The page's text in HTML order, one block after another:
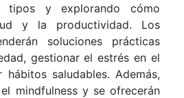
tipos y explorando cómo
y la productividad. Los
soluciones prácticas
gestionar el estrés en el
saludables. Además,
mindfulness y se ofrecerán